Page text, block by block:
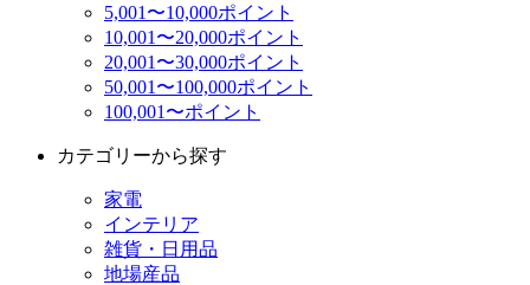
5,001〜10,000ポイント
10,001〜20,000ポイント
20,001〜30,000ポイント
50,001〜100,000ポイント
100,001〜ポイント
カテゴリーから探す
家電
インテリア
雑貨・日用品
地場産品